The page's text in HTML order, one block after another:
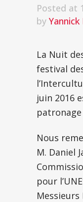
Posted at
by Yannick
La Nuit
festival
juin 2016
patronage
Nous
M. Daniel
pour
Messieurs